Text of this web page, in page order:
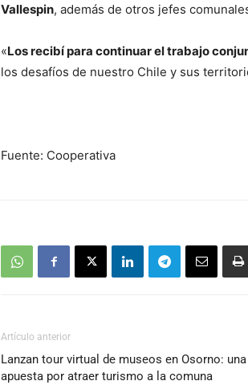
Vallespin, además de otros jefes
«Los recibí para continuar el trabajo
los desafíos de nuestro Chile y sus
Fuente: Cooperativa
Artículo anterior
Lanzan tour virtual de museos en Osorno: una
apuesta por atraer turismo a la comuna